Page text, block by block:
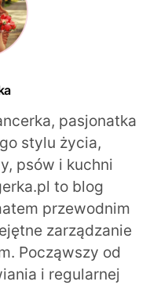
pasjonatka
stylu życia,
psów i kuchni
to blog
przewodnim
zarządzanie
Począwszy od
i regularnej